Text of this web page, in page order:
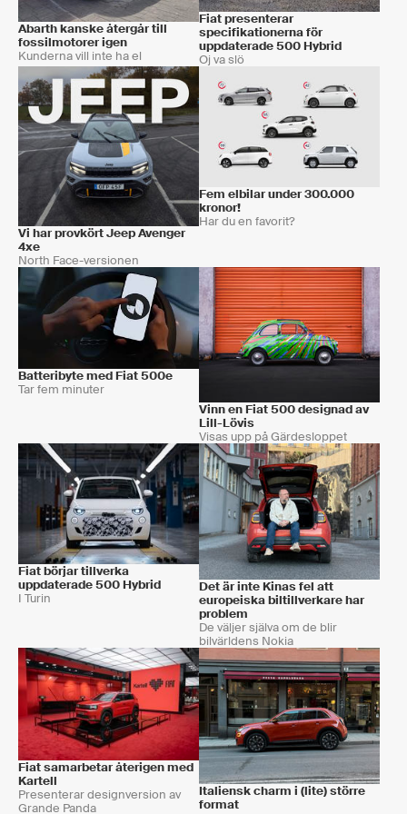
Abarth kanske återgår till
fossilmotorer igen
Kunderna vill inte ha el
Fiat presenterar
specifikationerna för
uppdaterade 500 Hybrid
Oj va slö
Vi har provkört Jeep Avenger
4xe
North Face-versionen
Fem elbilar under 300.000
kronor!
Har du en favorit?
Batteribyte med Fiat 500e
Tar fem minuter
Vinn en Fiat 500 designad av
Lill-Lövis
Visas upp på Gärdesloppet
Fiat börjar tillverka
uppdaterade 500 Hybrid
I Turin
Det är inte Kinas fel att
europeiska biltillverkare har
problem
De väljer själva om de blir
bilvärldens Nokia
Fiat samarbetar återigen med
Kartell
Presenterar designversion av
Grande Panda
Italiensk charm i (lite) större
format